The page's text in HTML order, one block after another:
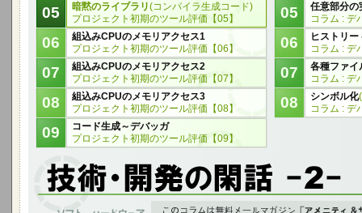
05 暗黙のライブラリ(コンパイラ生成コード)
プロジェクト初期のツール評価【05】
06
組込みCPUのメモリアクセス1
プロジェクト初期のツール評価【06】
07
組込みCPUのメモリアクセス2
プロジェクト初期のツール評価【07】
08
組込みCPUのメモリアクセス3
プロジェクト初期のツール評価【08】
09
コード生成～デバッガ
プロジェクト初期のツール評価【09】
05
任意部分の
コラム : デ
06
ヒストリ
コラム : デ
07
各種ファイ
コラム : デ
08 シンボル化
コラム : デ
ソフト、ハードウェア 技術関連の雑記
このコラムは無料メールマガジン「アメニティ＆サウンド 音と快適の空